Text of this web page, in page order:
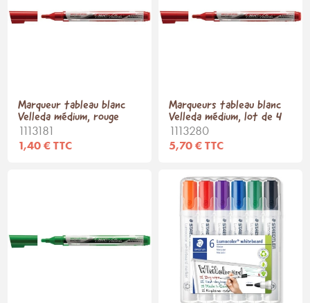
Marqueur tableau blanc
Velleda médium, rouge
1113181
1,40 € TTC
Marqueurs tableau blanc
Velleda médium, lot de 4
1113280
5,70 € TTC